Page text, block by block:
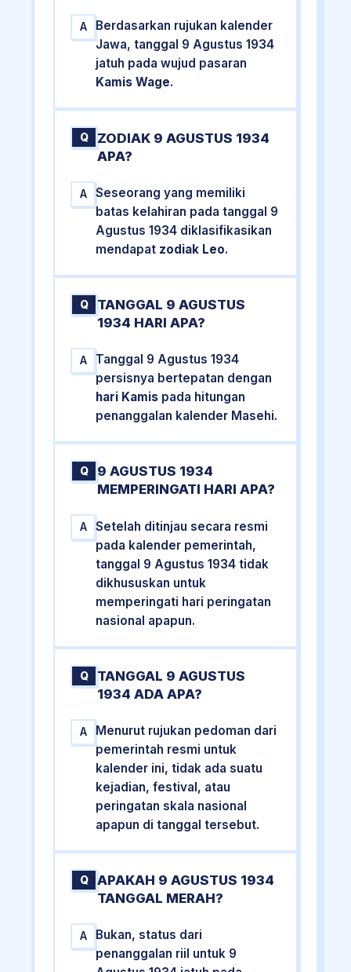
A
Berdasarkan rujukan kalender
Jawa, tanggal 9 Agustus 1934
jatuh pada wujud pasaran
Kamis Wage.
Q
ZODIAK 9 AGUSTUS 1934
APA?
A
Seseorang yang memiliki
batas kelahiran pada tanggal 9
Agustus 1934 diklasifikasikan
mendapat zodiak Leo.
Q
TANGGAL 9 AGUSTUS
1934 HARI APA?
A
Tanggal 9 Agustus 1934
persisnya bertepatan dengan
hari Kamis pada hitungan
penanggalan kalender Masehi.
Q
9 AGUSTUS 1934
MEMPERINGATI HARI APA?
A
Setelah ditinjau secara resmi
pada kalender pemerintah,
tanggal 9 Agustus 1934 tidak
dikhususkan untuk
memperingati hari peringatan
nasional apapun.
Q
TANGGAL 9 AGUSTUS
1934 ADA APA?
A
Menurut rujukan pedoman dari
pemerintah resmi untuk
kalender ini, tidak ada suatu
kejadian, festival, atau
peringatan skala nasional
apapun di tanggal tersebut.
Q
APAKAH 9 AGUSTUS 1934
TANGGAL MERAH?
A
Bukan, status dari
penanggalan riil untuk 9